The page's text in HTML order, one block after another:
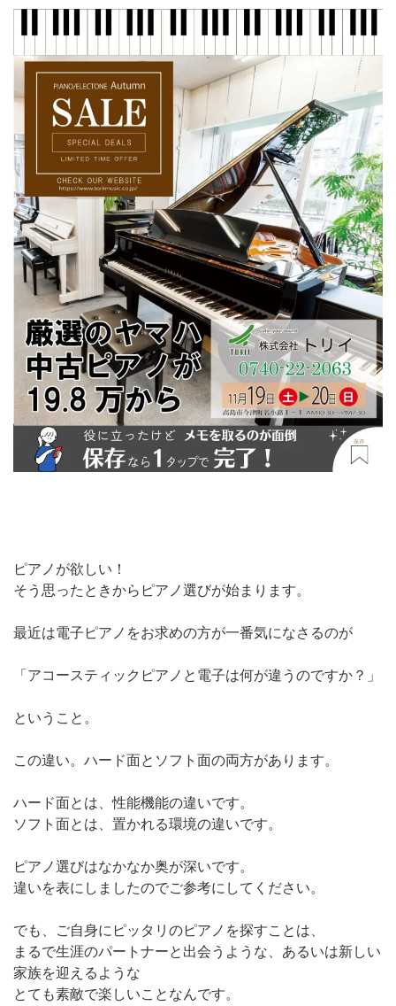
ピアノが欲しい！
そう思ったときからピアノ選びが始まります。
最近は電子ピアノをお求めの方が一番気になさるのが
「アコースティックピアノと電子は何が違うのですか？」
ということ。
この違い。ハード面とソフト面の両方があります。
ハード面とは、性能機能の違いです。
ソフト面とは、置かれる環境の違いです。
ピアノ選びはなかなか奥が深いです。
違いを表にしましたのでご参考にしてください。
でも、ご自身にピッタリのピアノを探すことは、
まるで生涯のパートナーと出会うような、あるいは新しい
家族を迎えるような
とても素敵で楽しいことなんです。